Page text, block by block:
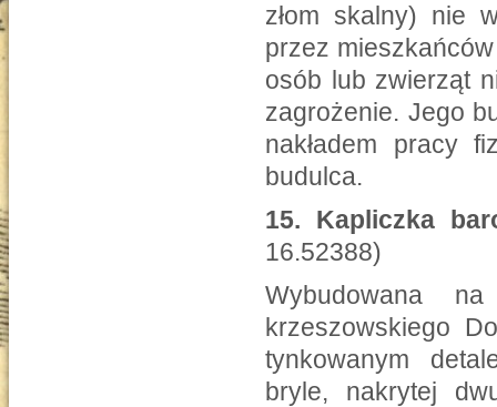
złom skalny) nie
przez
osób lub zwierząt
zagrożenie. Jego
nakładem pracy
budulca.
15.
Kapliczka
16.52388)
Wybudowana
krzeszowskiego
tynkowanym
bryle, nakrytej